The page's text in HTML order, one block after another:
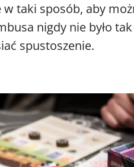
taki sposób, aby
nigdy nie było
spustoszenie.